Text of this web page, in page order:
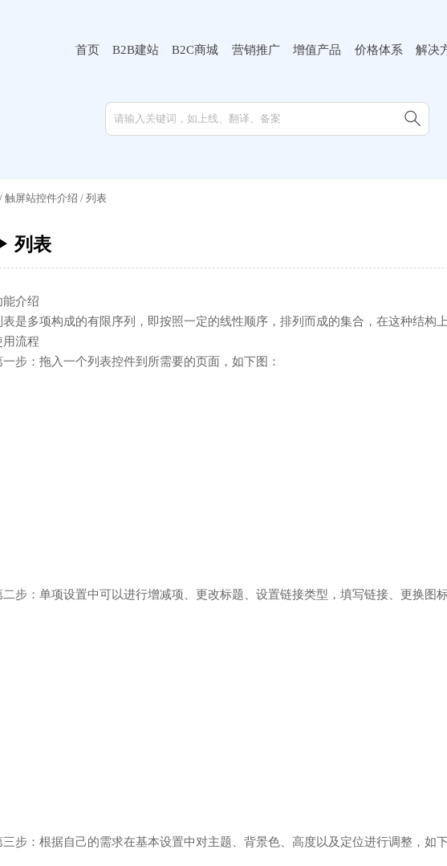
首页 B2B建站 B2C商城 营销推广 增值产品 价格体系 解决

触屏站控件介绍 / 列表
列表
能介绍
表是多项构成的有限序列，即按照一定的线性顺序，排列而成的集合，在这种结构
用流程
一步：拖入一个列表控件到所需要的页面，如下图：
二步：单项设置中可以进行增减项、更改标题、设置链接类型，填写链接、更换图
三步：根据自己的需求在基本设置中对主题、背景色、高度以及定位进行调整，如